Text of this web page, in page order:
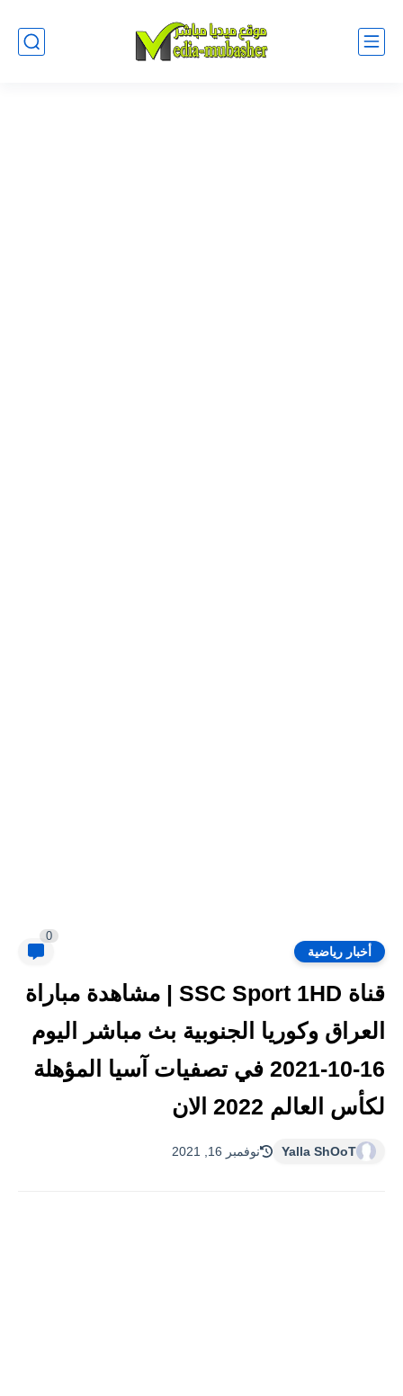
أخبار رياضية
0
قناة SSC Sport 1HD | مشاهدة مباراة
العراق وكوريا الجنوبية بث مباشر اليوم
16-10-2021 في تصفيات آسيا المؤهلة
لكأس العالم 2022 الان
Yalla ShOoT نوفمبر 16, 2021